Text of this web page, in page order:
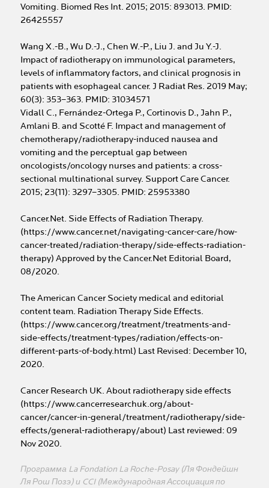
Vomiting. Biomed Res Int. 2015; 2015: 893013. PMID:
26425557
Wang X.-B., Wu D.-J., Chen W.-P., Liu J. and Ju Y.-J.
Impact of radiotherapy on immunological parameters,
levels of inflammatory factors, and clinical prognosis in
patients with esophageal cancer. J Radiat Res. 2019 May;
60(3): 353–363. PMID: 31034571
Vidall C., Fernández-Ortega P., Cortinovis D., Jahn P.,
Amlani B. and Scotté F. Impact and management of
chemotherapy/radiotherapy-induced nausea and
vomiting and the perceptual gap between
oncologists/oncology nurses and patients: a cross-
sectional multinational survey. Support Care Cancer.
2015; 23(11): 3297–3305. PMID: 25953380
Cancer.Net. Side Effects of Radiation Therapy.
(https://www.cancer.net/navigating-cancer-care/how-
cancer-treated/radiation-therapy/side-effects-radiation-
therapy) Approved by the Cancer.Net Editorial Board,
08/2020.
The American Cancer Society medical and editorial
content team. Radiation Therapy Side Effects.
(https://www.cancer.org/treatment/treatments-and-
side-effects/treatment-types/radiation/effects-on-
different-parts-of-body.html) Last Revised: December 10,
2020.
Cancer Research UK. About radiotherapy side effects
(https://www.cancerresearchuk.org/about-
cancer/cancer-in-general/treatment/radiotherapy/side-
effects/general-radiotherapy/about) Last reviewed: 09
Nov 2020.
Программа La Fondation La Roche-Posay (Ля Фондейшн
Ля Рош Позэ) и CCI (Международная Ассоциация по